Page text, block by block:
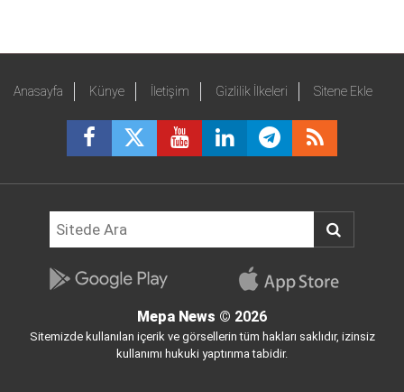
Anasayfa Künye İletişim Gizlilik İlkeleri Sitene Ekle
Mepa News © 2026
Sitemizde kullanılan içerik ve görsellerin tüm hakları saklıdır, izinsiz
kullanımı hukuki yaptırıma tabidir.